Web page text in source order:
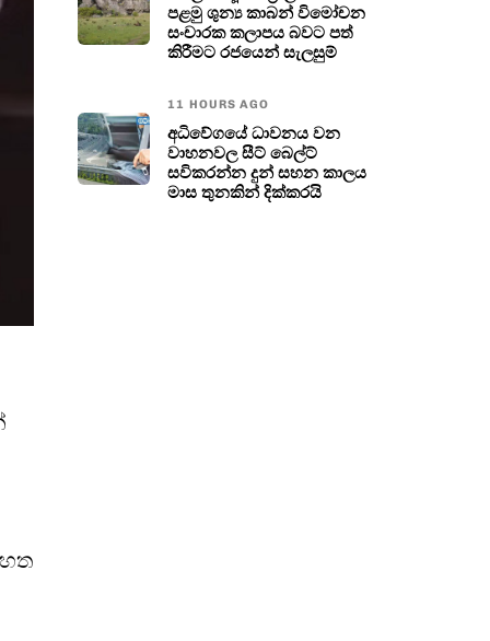
පළමු ශුන්‍ය කාබන් විමෝචන
සංචාරක කලාපය බවට පත්
කිරීමට රජයෙන් සැලසුම්
11 HOURS AGO
අධිවේගයේ ධාවනය වන
වාහනවල සීට් බෙල්ට්
සවිකරන්න දුන් සහන කාලය
මාස තුනකින් දික්කරයි